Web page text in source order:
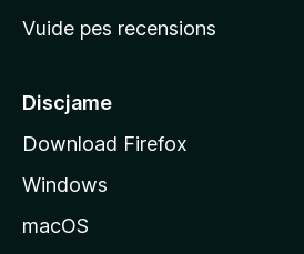
i
â
d
a
Vuide pes recensions
Discjame
Download Firefox
Windows
macOS